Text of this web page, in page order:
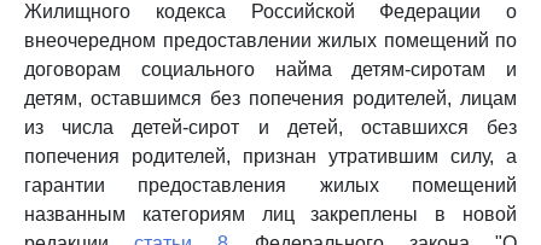
Жилищного кодекса Российской Федерации о
внеочередном предоставлении жилых помещений по
договорам социального найма детям-сиротам и
детям, оставшимся без попечения родителей, лицам
из числа детей-сирот и детей, оставшихся без
попечения родителей, признан утратившим силу, а
гарантии предоставления жилых помещений
названным категориям лиц закреплены в новой